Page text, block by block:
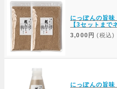
にっぽんの旨
【3セットまで
3,000円 (税込)
にっぽんの旨